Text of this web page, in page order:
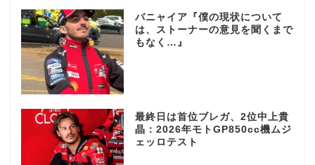
バニャイア『僕の現状について
は、ストーナーの意見を聞くまで
もなく…』
最終日は首位ブレガ、2位中上貴
晶：2026年モトGP850cc機ムジ
ェッロテスト